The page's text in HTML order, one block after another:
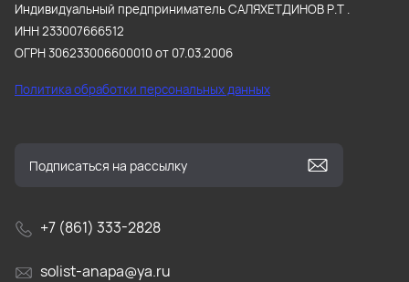
Индивидуальный предприниматель САЛЯХЕТДИНОВ Р.Т .
ИНН 233007666512
ОГРН 306233006600010 от 07.03.2006
Политика обработки персональных данных
+7 (861) 333-2828
solist-anapa@ya.ru